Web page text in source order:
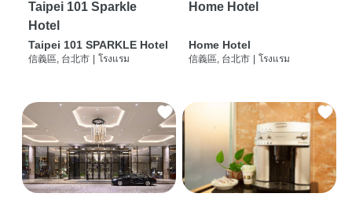
Taipei 101 Sparkle
Hotel
Taipei 101 SPARKLE Hotel
信義區, 台北市 โรงแรม
Home Hotel
Home Hotel
信義區, 台北市 โรงแรม